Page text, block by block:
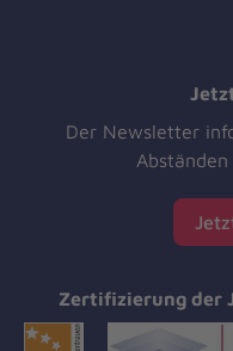
Der Newsletter
Zertifizierung der